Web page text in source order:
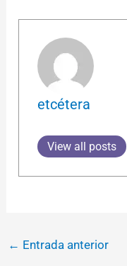
etcétera
View all posts
← Entrada anterior